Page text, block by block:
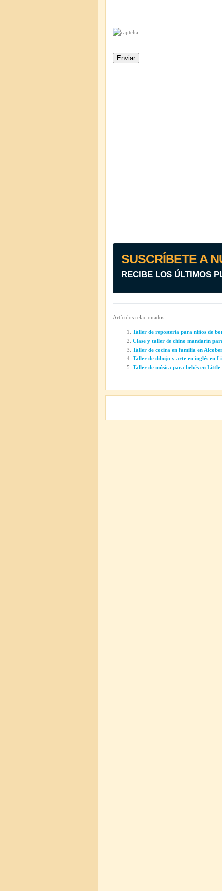
SUSCRÍBETE A
RECIBE LOS ÚLTIMOS
Artículos relacionados:
Taller de repostería para niños de
Clase y taller de chino mandarín
Taller de cocina en familia en
Taller de dibujo y arte en inglés en
Taller de música para bebés en